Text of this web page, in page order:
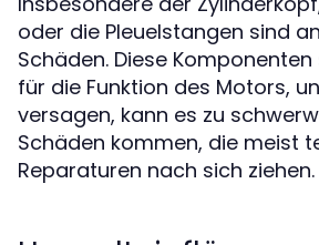
oder die Pleuelstangen sind
Schäden. Diese
für die Funktion des Motors,
versagen, kann es zu
Schäden kommen, die meist
Reparaturen nach sich ziehen.